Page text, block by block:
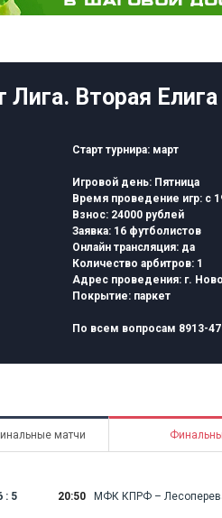
Лига. Вторая
Старт турнира: март
Игровой день: Пятница
Время проведение игр: с
Взнос: 24000 рублей
Заявка: 16 футболистов
Онлайн трансляция: да
Количество арбитров: 1
Адрес проведения: г.
Покрытие: паркет
По всем вопросам 8913-
матчи
: 5 20:50 МФК КПРФ –